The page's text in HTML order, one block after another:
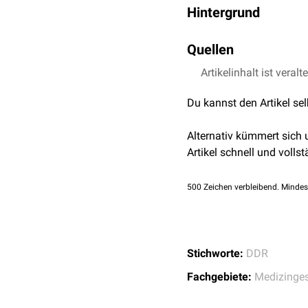
Hintergrund
der politischen
ehemaligen
eine breite Palette von
Die Existenz dieses
sozialistischen Systems
Quellen
Das Bundesarchiv -
Nomenklatura
,
Artikelinhalt ist
Du kannst den Artikel
Alternativ kümmert sich
Artikel schnell und
500 Zeichen verbleibend.
Stichworte: DDR
Fachgebiete: